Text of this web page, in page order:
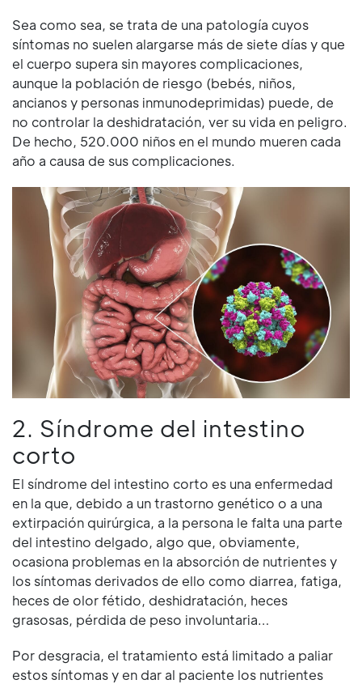
Sea como sea, se trata de una patología cuyos
síntomas no suelen alargarse más de siete días y que
el cuerpo supera sin mayores complicaciones,
aunque la población de riesgo (bebés, niños,
ancianos y personas inmunodeprimidas) puede, de
no controlar la deshidratación, ver su vida en peligro.
De hecho, 520.000 niños en el mundo mueren cada
año a causa de sus complicaciones.
2. Síndrome del intestino
corto
El síndrome del intestino corto es una enfermedad
en la que, debido a un trastorno genético o a una
extirpación quirúrgica, a la persona le falta una parte
del intestino delgado, algo que, obviamente,
ocasiona problemas en la absorción de nutrientes y
los síntomas derivados de ello como diarrea, fatiga,
heces de olor fétido, deshidratación, heces
grasosas, pérdida de peso involuntaria…
Por desgracia, el tratamiento está limitado a paliar
estos síntomas y en dar al paciente los nutrientes